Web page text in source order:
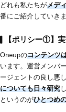
どれも私たちがメデ
番にご紹介していきま
【ポリシー①】
Oneupのコンテンツ
います。運営メンバ
ージェントの良し悪
についても日々研究
というのがひとつめ